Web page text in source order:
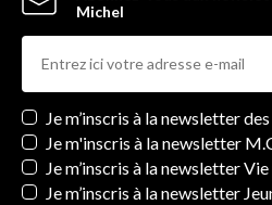
Michel
Newsletters
Je m’inscris à la newsletter
Je m'inscris à la newsletter
Je m’inscris à la newsletter
Je m’inscris à la newsletter